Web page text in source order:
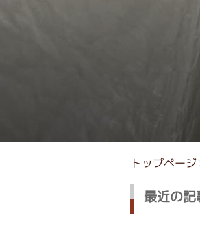
トップページ
最近の記